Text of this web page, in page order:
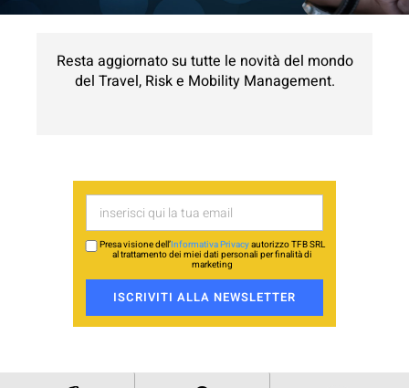
Resta aggiornato su tutte le novità del mondo
del Travel, Risk e Mobility Management.
Presa visione dell’Informativa Privacyautorizzo TFB SRL
al trattamento dei miei dati personali per finalità di
marketing
ISCRIVITI ALLA NEWSLETTER